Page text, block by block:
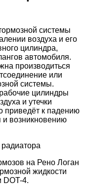
системы
воздуха и его
цилиндра,
автомобиля.
производиться
или
системы.
цилиндры
и утечки
приведёт к падению
и возникновению
на Рено Логан
жидкости
DOT-4.